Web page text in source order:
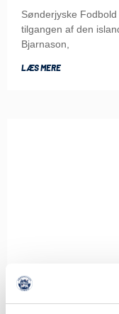
Sønderjyske
tilgangen af den
Bjarnason,
LÆS MERE